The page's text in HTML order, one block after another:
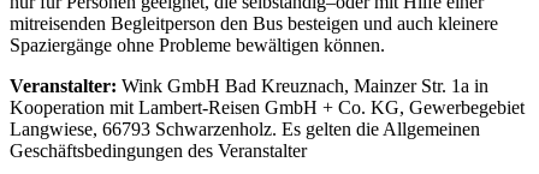
mitreisenden Begleitperson den Bus besteigen und auch kleinere
Spaziergänge ohne Probleme bewältigen können.
Veranstalter: Wink GmbH Bad Kreuznach, Mainzer Str. 1a in
Kooperation mit Lambert-Reisen GmbH + Co. KG, Gewerbegebiet
Langwiese, 66793 Schwarzenholz. Es gelten die Allgemeinen
Geschäftsbedingungen des Veranstalter